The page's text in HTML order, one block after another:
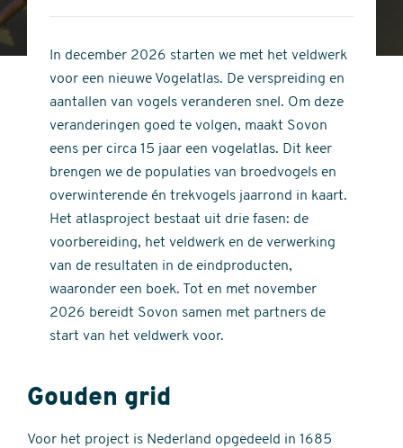
stars
of
stars
In december 2026 starten we met het veldwerk
voor een nieuwe Vogelatlas. De verspreiding en
aantallen van vogels veranderen snel. Om deze
veranderingen goed te volgen, maakt Sovon
eens per circa 15 jaar een vogelatlas. Dit keer
brengen we de populaties van broedvogels en
overwinterende én trekvogels jaarrond in kaart.
Het atlasproject bestaat uit drie fasen: de
voorbereiding, het veldwerk en de verwerking
van de resultaten in de eindproducten,
waaronder een boek. Tot en met november
2026 bereidt Sovon samen met partners de
start van het veldwerk voor.
Gouden grid
Voor het project is Nederland opgedeeld in 1685